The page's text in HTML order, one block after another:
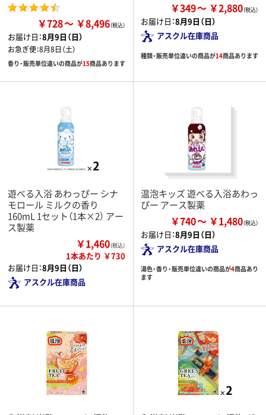
￥728 ￥8,496
お届け日：8月9日（日）
お急ぎ便：8月8日（土）
香り・販売単位違いの商品が15商品あります
￥349 ￥2,880
お届け日：8月9日（日）
アスクル在庫商品
種類・販売単位違いの商品が14商品あります
遊べる入浴 あわっぴー シナ
モロール ミルクの香り
160mL 1セット（1本×2） アー
ス製薬
￥1,460（税込）
1本あたり ￥730
お届け日：8月9日（日）
アスクル在庫商品
温泡キッズ 遊べる入浴あわっ
ぴー アース製薬
￥740 ￥1,480
お届け日：8月9日（日）
アスクル在庫商品
湯色・香り・販売単位違いの商品が4商品あり
ます